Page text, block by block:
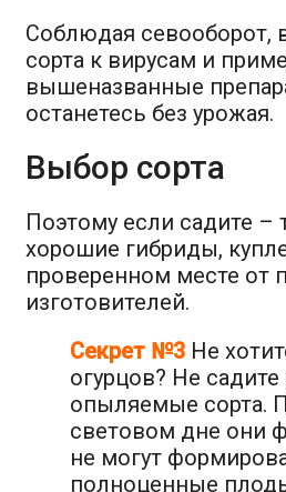
Соблюдая севооборот,
сорта к вирусам и
вышеназванные
останетесь без урожая.
Выбор сорта
Поэтому если садите –
хорошие гибриды,
проверенном месте от
изготовителей.
Секрет №3 Не
огурцов? Не
опыляемые сорта.
световом дне они
не могут
полноценные